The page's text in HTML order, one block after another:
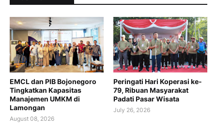
EMCL dan PIB Bojonegoro
Tingkatkan Kapasitas
Manajemen UMKM di
Lamongan
August 08, 2026
Peringati Hari Koperasi ke-
79, Ribuan Masyarakat
Padati Pasar Wisata
July 26, 2026